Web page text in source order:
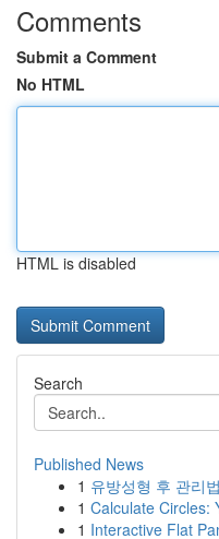
Comments
Submit a Comment
No HTML
HTML is disabled
Search
Published News
1 유방성형 후 관리
1 Calculate Circles:
1 Interactive Flat